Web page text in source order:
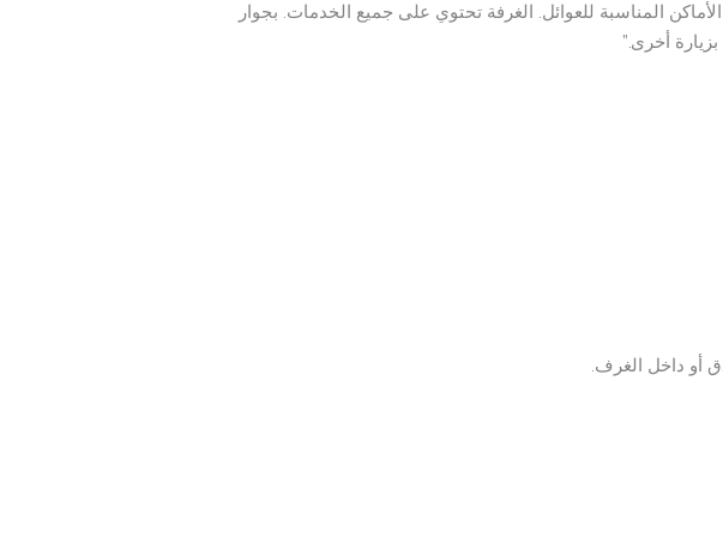
المناسبة للعوائل. الغرفة تحتوي على جميع الخدمات. بجوار
أخرى.”
أو داخل الغرف.